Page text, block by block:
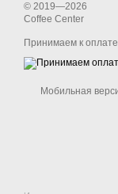
© 2019—2026
Coffee Center
Принимаем к оплате
Мобильная